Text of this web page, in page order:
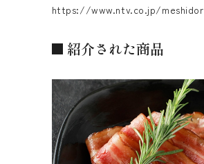
https://www.ntv.co.jp/
紹介された商品